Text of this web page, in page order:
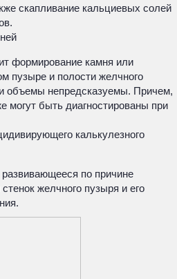
скапливание кальциевых солей
формирование камня или
пузыре и полости желчного
объемы непредсказуемы. Причем,
могут быть диагностированы при
калькулезного
по причине
желчного пузыря и его